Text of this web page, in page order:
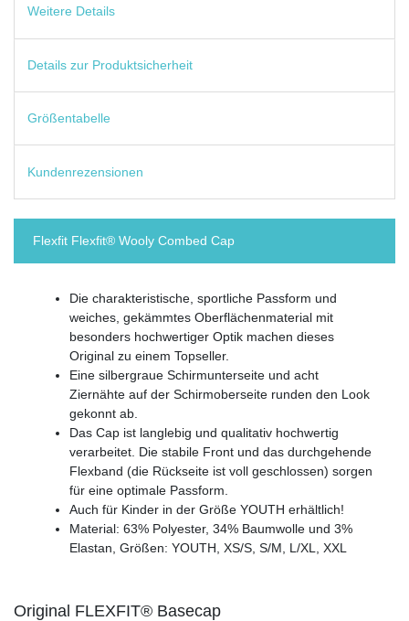
Weitere Details
Details zur Produktsicherheit
Größentabelle
Kundenrezensionen
Flexfit Flexfit® Wooly Combed Cap
Die charakteristische, sportliche Passform und
weiches, gekämmtes Oberflächenmaterial mit
besonders hochwertiger Optik machen dieses
Original zu einem Topseller.
Eine silbergraue Schirmunterseite und acht
Ziernähte auf der Schirmoberseite runden den Look
gekonnt ab.
Das Cap ist langlebig und qualitativ hochwertig
verarbeitet. Die stabile Front und das durchgehende
Flexband (die Rückseite ist voll geschlossen) sorgen
für eine optimale Passform.
Auch für Kinder in der Größe YOUTH erhältlich!
Material: 63% Polyester, 34% Baumwolle und 3%
Elastan, Größen: YOUTH, XS/S, S/M, L/XL, XXL
Original FLEXFIT® Basecap